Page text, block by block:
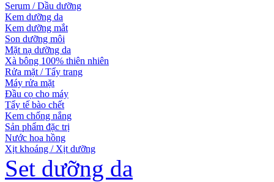
Serum / Dầu dưỡng
Kem dưỡng da
Kem dưỡng mắt
Son dưỡng môi
Mặt nạ dưỡng da
Xà bông 100% thiên nhiên
Rửa mặt / Tẩy trang
Máy rửa mặt
Đầu cọ cho máy
Tẩy tế bào chết
Kem chống nắng
Sản phẩm đặc trị
Nước hoa hồng
Xịt khoáng / Xịt dưỡng
Set dưỡng da